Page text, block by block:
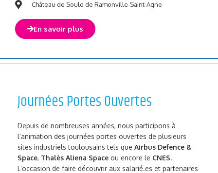
Château de Soule de Ramonville-Saint-Agne
En savoir plus
Journées Portes Ouvertes
Depuis de nombreuses années, nous participons à
l’animation des journées portes ouvertes de plusieurs
sites industriels toulousains tels que Airbus Defence &
Space, Thalès Aliena Space ou encore le CNES.
L’occasion de faire découvrir aux salarié.es et partenaires